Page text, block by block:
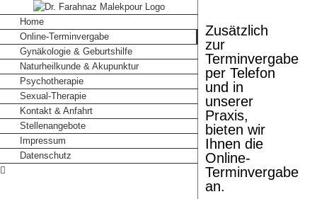
content
Home
Online-Terminvergabe
Gynäkologie & Geburtshilfe
Naturheilkunde & Akupunktur
Psychotherapie
Sexual-Therapie
Kontakt & Anfahrt
Stellenangebote
Impressum
Datenschutz
Zusätzlich
zur
Terminvergabe
per Telefon
und in
unserer
Praxis,
bieten wir
Ihnen die
Online-
Terminvergabe
an.